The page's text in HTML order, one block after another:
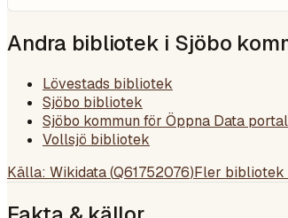
Andra bibliotek i Sjöbo
Lövestads bibliotek
Sjöbo bibliotek
Sjöbo kommun för Öppna Data portal
Vollsjö bibliotek
Källa: Wikidata (Q61752076)Fler bibliotek